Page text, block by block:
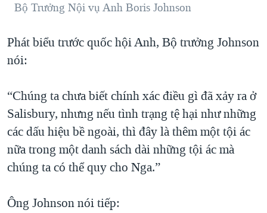
Bộ Trưởng Nội vụ Anh Boris Johnson
Phát biểu trước quốc hội Anh, Bộ trưởng Johnson
nói:
“Chúng ta chưa biết chính xác điều gì đã xảy ra ở
Salisbury, nhưng nếu tình trạng tệ hại như những
các dấu hiệu bề ngoài, thì đây là thêm một tội ác
nữa trong một danh sách dài những tội ác mà
chúng ta có thể quy cho Nga.”
Ông Johnson nói tiếp: